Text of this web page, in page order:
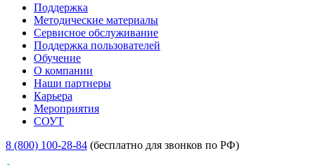
Поддержка
Методические материалы
Сервисное обслуживание
Поддержка пользователей
Обучение
О компании
Наши партнеры
Карьера
Мероприятия
СОУТ
8 (800) 100-28-84 (бесплатно для звонков по РФ)